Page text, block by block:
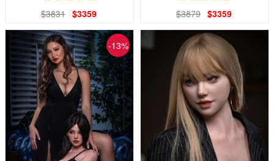
$3831 $3359 $3879 $3359
-13%